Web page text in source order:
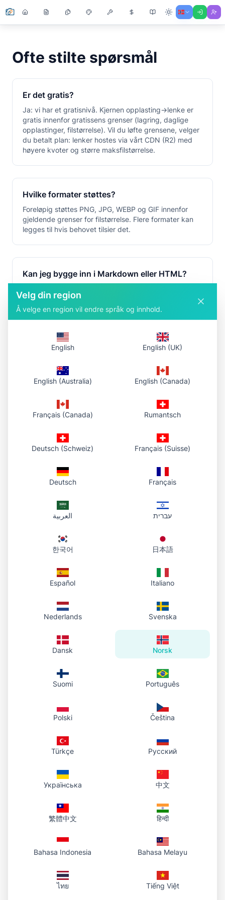
Ofte stilte spørsmål
Er det gratis?
Ja: vi har et gratisnivå. Kjernen opplasting→lenke er
gratis innenfor gratissens grenser (lagring, daglige
opplastinger, filstørrelse). Vil du løfte grensene, velger
du betalt plan: lenker hostes via vårt CDN (R2) med
høyere kvoter og større maksfilstørrelse.
Hvilke formater støttes?
Foreløpig støttes PNG, JPG, WEBP og GIF innenfor
gjeldende grenser for filstørrelse. Flere formater kan
legges til hvis behovet tilsier det.
Kan jeg bygge inn i Markdown eller HTML?
som .txt og bruk den der du trenger den —
Markdown, HTML, dokumenter eller CMS.
Beholder dere filene mine offentlige?
Lenker er delbare. Når R2 CDN er aktivert, leveres
filene via CDN-domenet. Hvis lagring midlertidig ikke
er tilgjengelig, viser vi en tydelig vedlikeholdsmelding.
Vil det være kontoer eller team?
Ja. Først satser vi på enkel og pålitelig opplasting og
tilgangskontroll og bruksanalyse.
Velg din region
Å velge en region vil endre språk og innhold.
English English (UK)
English (Australia) English (Canada)
Français (Canada) Rumantsch
Deutsch (Schweiz) Français (Suisse)
Deutsch Français
العربية עברית
한국어 日本語
Español Italiano
Nederlands Svenska
Dansk Norsk
Suomi Português
Polski Čeština
Türkçe Русский
Українська 中文
繁體中文 हिन्दी
Bahasa Indonesia Bahasa Melayu
ไทย Tiếng Việt